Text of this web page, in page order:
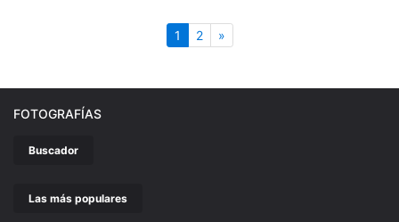
1 (actual)
2 »Siguiente
FOTOGRAFÍAS
Buscador
Las más populares